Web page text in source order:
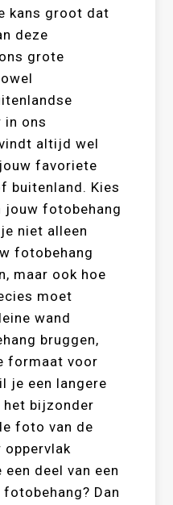
kans groot dat
deze
grote
in ons
altijd wel
favoriete
buitenland. Kies
fotobehang
niet alleen
fotobehang
maar ook hoe
moet
wand
bruggen,
formaat voor
je een langere
het bijzonder
foto van de
oppervlak
deel van een
Dan